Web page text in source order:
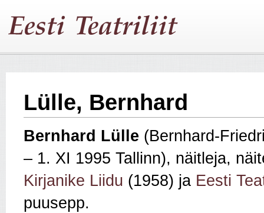
Lülle, Bernhard
Bernhard Lülle
– 1. XI 1995 Tallinn), näitleja,
Kirjanike Liidu (1958) ja Eesti
puusepp.